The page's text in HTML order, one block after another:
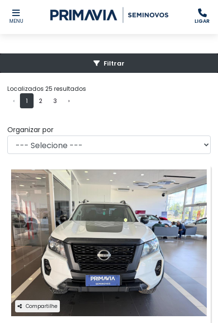
MENU LIGAR
Localizados 25 resultados
‹
1 2 3 ›
Filtrar
Organizar por
Compartilhe